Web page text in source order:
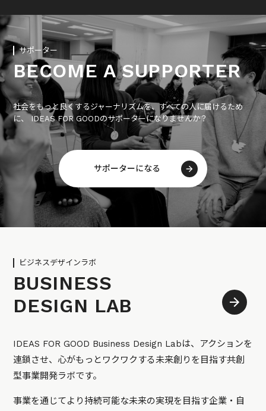
サポーター
BECOME A SUPPORTER
社会をもっと良くするジャーナリズムを、すべての人に届けるため
に、 IDEAS FOR GOODのサポーターになりませんか？
サポーターになる
ビジネスデザインラボ
BUSINESS
DESIGN LAB
IDEAS FOR GOOD Business Design Labは、アクションを
連鎖させ、心がもっとワクワクする未来創りを目指す共創
型事業開発ラボです。
事業を通じてより持続可能な未来の実現を目指す企業・自